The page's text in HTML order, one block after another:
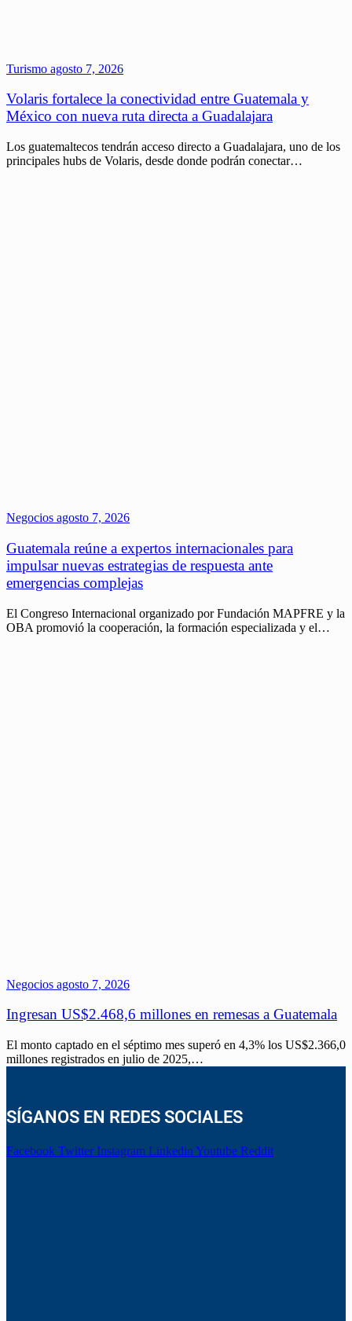
Turismo agosto 7, 2026
Volaris fortalece la conectividad entre Guatemala y
México con nueva ruta directa a Guadalajara
Los guatemaltecos tendrán acceso directo a Guadalajara, uno de los
principales hubs de Volaris, desde donde podrán conectar…
Negocios agosto 7, 2026
Guatemala reúne a expertos internacionales para
impulsar nuevas estrategias de respuesta ante
emergencias complejas
El Congreso Internacional organizado por Fundación MAPFRE y la
OBA promovió la cooperación, la formación especializada y el…
Negocios agosto 7, 2026
Ingresan US$2.468,6 millones en remesas a Guatemala
El monto captado en el séptimo mes superó en 4,3% los US$2.366,0
millones registrados en julio de 2025,…
SÍGANOS EN REDES SOCIALES
Facebook Twitter Instagram Linkedin Youtube Reddit